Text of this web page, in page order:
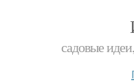
садовые